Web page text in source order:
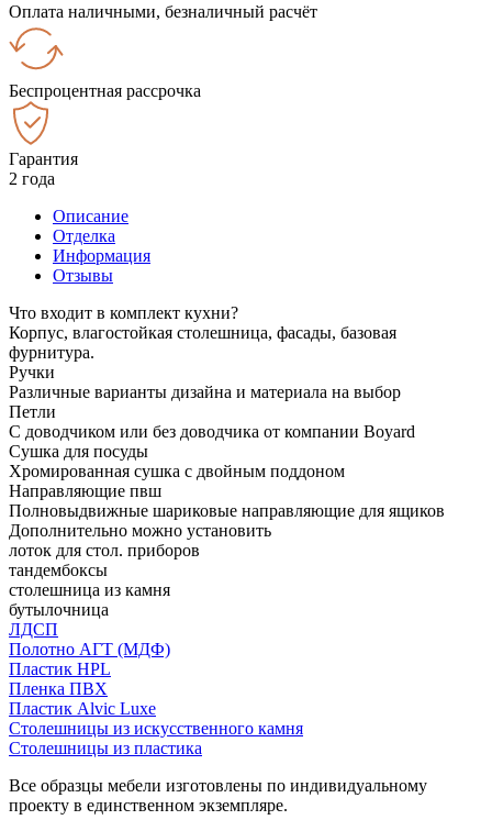
Оплата наличными, безналичный расчёт
Беспроцентная рассрочка
Гарантия
2 года
Описание
Отделка
Информация
Отзывы
Что входит в комплект кухни?
Корпус, влагостойкая столешница, фасады, базовая
фурнитура.
Ручки
Различные варианты дизайна и материала на выбор
Петли
С доводчиком или без доводчика от компании Boyard
Сушка для посуды
Хромированная сушка с двойным поддоном
Направляющие пвш
Полновыдвижные шариковые направляющие для ящиков
Дополнительно можно установить
лоток для стол. приборов
тандембоксы
столешница из камня
бутылочница
ЛДСП
Полотно АГТ (МДФ)
Пластик HPL
Пленка ПВХ
Пластик Alvic Luxe
Столешницы из искусственного камня
Столешницы из пластика
Все образцы мебели изготовлены по индивидуальному
проекту в единственном экземпляре.